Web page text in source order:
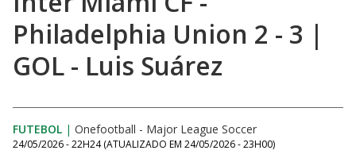
Philadelphia Union 2 - 3 |
GOL - Luis Suárez
FUTEBOL | Onefootball - Major League Soccer
24/05/2026 - 22H24 (ATUALIZADO EM 24/05/2026 - 23H00)